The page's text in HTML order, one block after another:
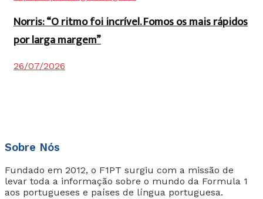
Norris: “O ritmo foi incrível. Fomos os mais rápidos
por larga margem”
26/07/2026
Sobre Nós
Fundado em 2012, o F1PT surgiu com a missão de
levar toda a informação sobre o mundo da Formula 1
aos portugueses e países de língua portuguesa.